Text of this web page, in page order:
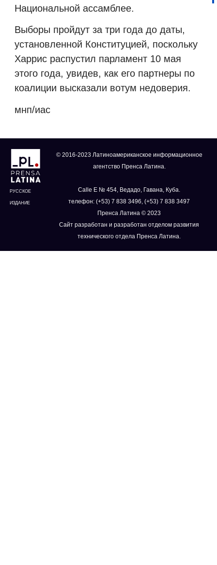
Национальной ассамблее.
Выборы пройдут за три года до даты,
установленной Конституцией, поскольку
Харрис распустил парламент 10 мая
этого года, увидев, как его партнеры по
коалиции высказали вотум недоверия.
мнп/иас
РУССКОЕ
ИЗДАНИЕ
© 2016-2023 Латиноамериканское информационное
агентство Пренса Латина.
Calle E № 454, Ведадо, Гавана, Куба.
телефон: (+53) 7 838 3496, (+53) 7 838 3497
Пренса Латина © 2023
Сайт разработан и разработан отделом развития
технического отдела Пренса Латина.